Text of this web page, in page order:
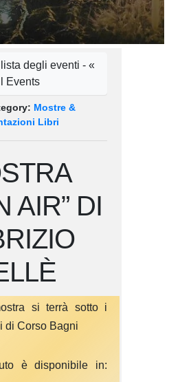
degli eventi - «
Events
Mostre &
Libri
AIR” DI
si terrà sotto i
di Corso Bagni
è disponibile in: